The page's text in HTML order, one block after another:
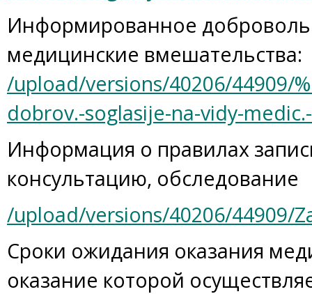
Информированное
медицинские вмешательства:
/upload/versions/40206/44909/
dobrov.-soglasije-na-vidy-
Информация о правилах
консультацию, обследование
/upload/versions/40206/44909/
Сроки ожидания оказания
оказание которой